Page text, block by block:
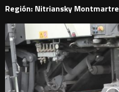
Región: Nitriansky Montmartre